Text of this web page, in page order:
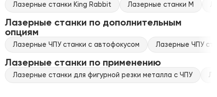
Лазерные станки King Rabbit Лазерные станки M
Лазерные станки по дополнительным
опциям
Лазерные ЧПУ станки с автофокусом Лазерные ЧПУ
Лазерные станки по применению
Лазерные станки для фигурной резки металла с ЧПУ